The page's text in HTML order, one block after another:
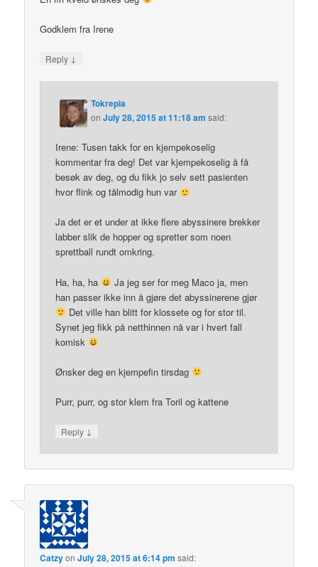
Godklem fra Irene
Reply ↓
Tokrepia
onJuly 28, 2015 at 11:18 am said:
Irene: Tusen takk for en kjempekoselig
kommentar fra deg! Det var kjempekoselig å få
besøk av deg, og du fikk jo selv sett pasienten
hvor flink og tålmodig hun var
Ja det er et under at ikke flere abyssinere brekker
labber slik de hopper og spretter som noen
sprettball rundt omkring.
Ha, ha, ha
Ja jeg ser for meg Maco ja, men
han passer ikke inn å gjøre det abyssinerene gjør
Det ville han blitt for klossete og for stor til.
Synet jeg fikk på netthinnen nå var i hvert fall
komisk
Ønsker deg en kjempefin tirsdag
Purr, purr, og stor klem fra Toril og kattene
Reply ↓
CatzyonJuly 28, 2015 at 6:14 pm said: